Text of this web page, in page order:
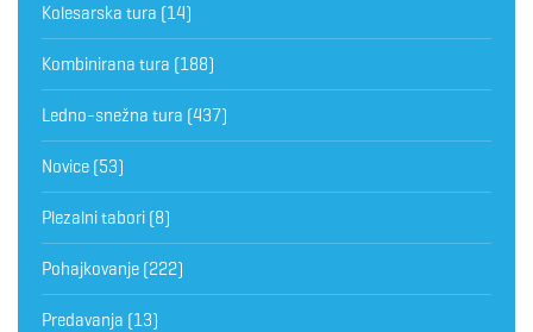
Kolesarska tura (14)
Kombinirana tura (188)
Ledno-snežna tura (437)
Novice (53)
Plezalni tabori (8)
Pohajkovanje (222)
Predavanja (13)